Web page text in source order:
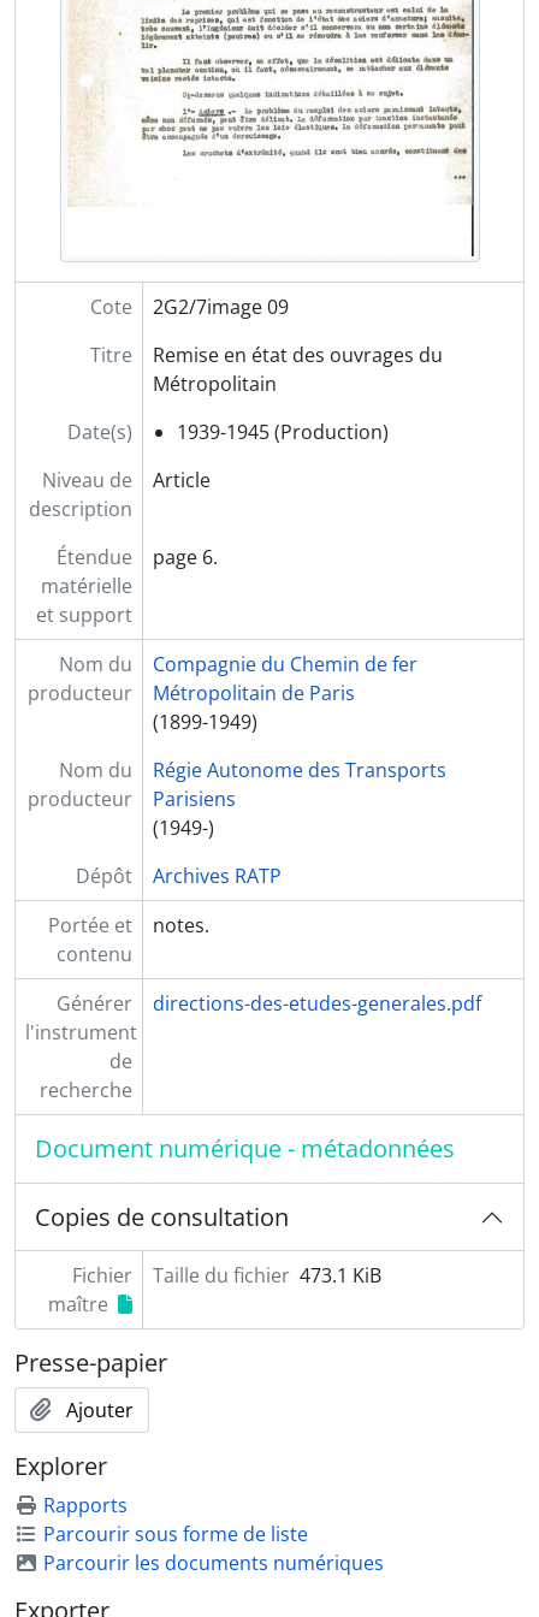
2G2/21 - Simulateur de ligne de métro RATP, 1969-1986
2G3/1 (1) -(2) - Etablissement legislatif de la CMP, 1886-1942
4G - Commission de l'Organistation des systèmes d'information (COSI), 1949-1993
7G - Réseaux de transports publics étrangers, 1909-1996
Cote
2G2/7image 09
Titre
Remise en état des ouvrages du
Métropolitain
Date(s)
1939-1945 (Production)
Niveau de
description
Article
Étendue
matérielle
et support
page 6.
Nom du
producteur
Compagnie du Chemin de fer
Métropolitain de Paris
(1899-1949)
Nom du
producteur
Régie Autonome des Transports
Parisiens
(1949-)
Dépôt
Archives RATP
Portée et
contenu
notes.
Générer
l'instrument
de
recherche
directions-des-etudes-generales.pdf
Document numérique - métadonnées
Copies de consultation
Fichier
maître
Taille du fichier 473.1 KiB
Presse-papier
Ajouter
Explorer
Rapports
Parcourir sous forme de liste
Parcourir les documents numériques
Exporter